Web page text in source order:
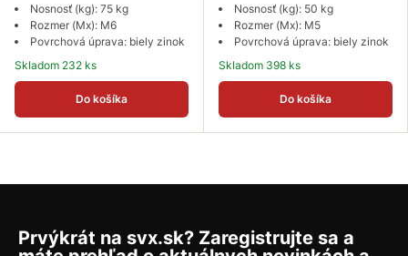
Nosnosť (kg): 75 kg
Rozmer (Mx): M6
Povrchová úprava: biely zinok
Skladom 232 ks
Do košíka
Nosnosť (kg): 50 kg
Rozmer (Mx): M5
Povrchová úprava: biely zinok
Skladom 398 ks
Do košíka
Prvýkrát na svx.sk? Zaregistrujte sa a